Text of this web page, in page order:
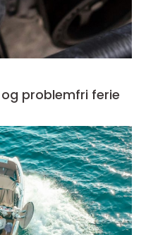
problemfri ferie